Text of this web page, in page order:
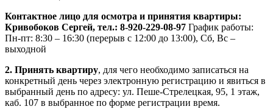
Контактное лицо​ для осмотра и принятия квартиры:
Кривобоков Сергей,​ тел.: 8-920-229-08-97 График работы:
Пн-пт: 8:30 – 16:30 (перерыв с 12:00 до 13:00),​ Сб, Вс –
выходной
2. Принять квартиру, для чего необходимо записаться на
конкретный день через электронную регистрацию и явиться в
выбранный день по адресу: ул. Пеше-Стрелецкая, 95, 1 этаж,
каб. 107 в выбранное по форме регистрации время.